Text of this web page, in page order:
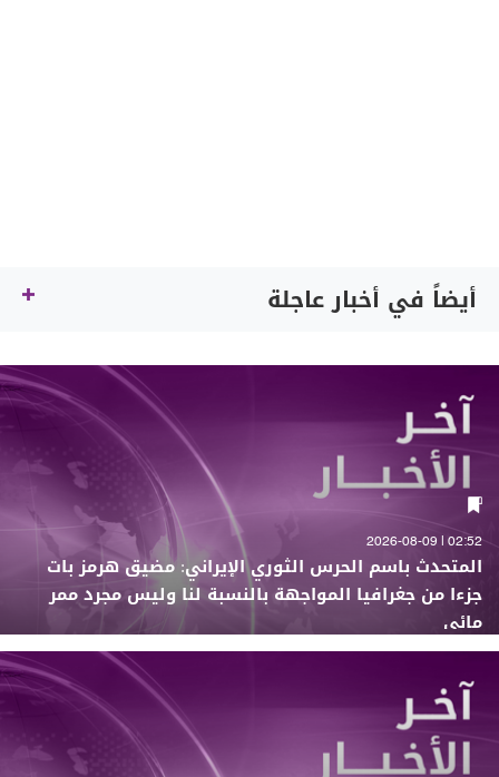
أيضاً في أخبار عاجلة
02:52 | 2026-08-09
المتحدث باسم الحرس الثوري الإيراني: مضيق هرمز بات
جزءا من جغرافيا المواجهة بالنسبة لنا وليس مجرد ممر
مائي